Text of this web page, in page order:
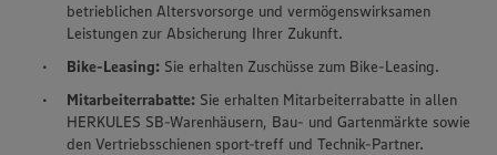
betrieblichen Altersvorsorge und vermögenswirksamen
Leistungen zur Absicherung Ihrer Zukunft.
Bike-Leasing: Sie erhalten Zuschüsse zum Bike-Leasing.
Mitarbeiterrabatte: Sie erhalten Mitarbeiterrabatte in allen
HERKULES SB-Warenhäusern, Bau- und Gartenmärkte sowie
den Vertriebsschienen sport-treff und Technik-Partner.